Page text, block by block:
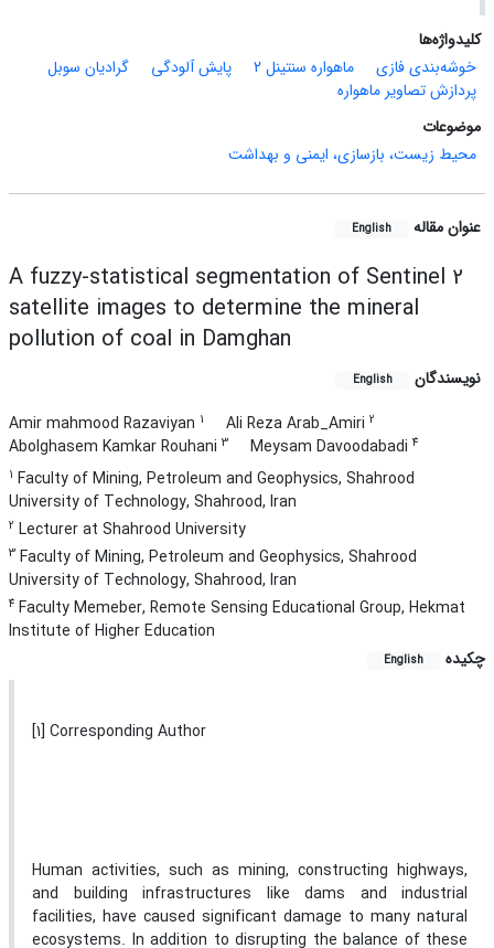
کلیدواژه‌ها
خوشه‌بندی فازی
ماهواره سنتینل 2 پایش آلودگی
گرادیان سوبل
پردازش تصاویر ماهواره
موضوعات
محیط زیست، بازسازی، ایمنی و بهداشت
عنوان مقاله English
A fuzzy-statistical segmentation of Sentinel 2
satellite images to determine the mineral
pollution of coal in Damghan
نویسندگان English
Amir mahmood Razaviyan 1 Ali Reza Arab_Amiri 2
Abolghasem Kamkar Rouhani 3 Meysam Davoodabadi 4
1 Faculty of Mining, Petroleum and Geophysics, Shahrood
University of Technology, Shahrood, Iran
2 Lecturer at Shahrood University
3 Faculty of Mining, Petroleum and Geophysics, Shahrood
University of Technology, Shahrood, Iran
4 Faculty Memeber, Remote Sensing Educational Group, Hekmat
Institute of Higher Education
چکیده
English
[1] Corresponding Author
Human activities, such as mining, constructing highways,
and building infrastructures like dams and industrial
facilities, have caused significant damage to many natural
ecosystems. In addition to disrupting the balance of these